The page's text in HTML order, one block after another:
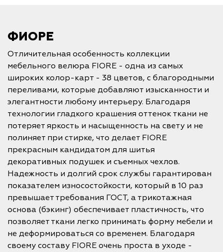
ФИОРЕ
Отличительная особенность коллекции
мебельного велюра FIORE - одна из самых
широких колор-карт - 38 цветов, с благородными
переливами, которые добавляют изысканности и
элегантности любому интерьеру. Благодаря
технологии гладкого крашения оттенок ткани не
потеряет яркость и насыщенность на свету и не
полиняет при стирке, что делает FIORE
прекрасным кандидатом для шитья
декоративных подушек и съемных чехлов.
Надежность и долгий срок службы гарантирован
показателем износостойкости, который в 10 раз
превышает требования ГОСТ, а трикотажная
основа (бэкинг) обеспечивает пластичность, что
позволяет ткани легко принимать форму мебели и
не деформироваться со временем. Благодаря
своему составу FIORE очень проста в уходе -